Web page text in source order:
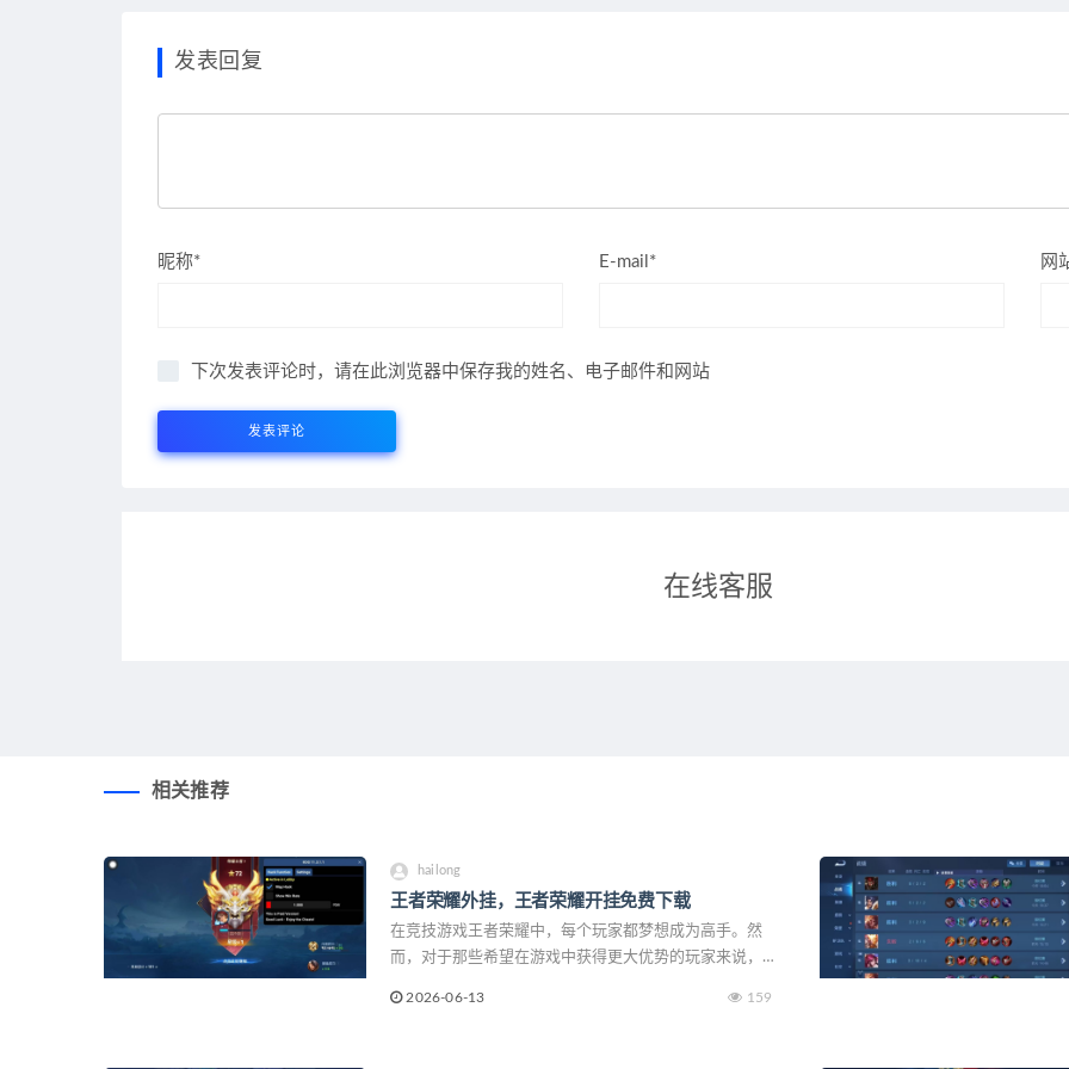
发表回复
昵称* E-mail* 网
下次发表评论时，请在此浏览器中保存我的姓名、电子邮件和网站
在线客服
相关推荐
hailong
王者荣耀外挂，王者荣耀开挂免费下载
在竞技游戏王者荣耀中，每个玩家都梦想成为高手。然
而，对于那些希望在游戏中获得更大优势的玩家来说，外
2026-06-13 159